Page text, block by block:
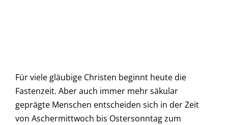
Für viele gläubige Christen beginnt heute die
Fastenzeit. Aber auch immer mehr säkular
geprägte Menschen entscheiden sich in der Zeit
von Aschermittwoch bis Ostersonntag zum